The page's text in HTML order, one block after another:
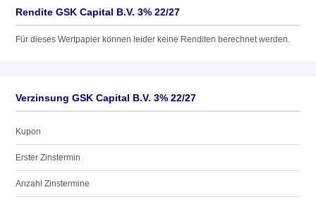
Rendite GSK Capital B.V. 3% 22/27
Für dieses Wertpapier können leider keine Renditen berechnet werden.
Verzinsung GSK Capital B.V. 3% 22/27
Kupon
Erster Zinstermin
Anzahl Zinstermine